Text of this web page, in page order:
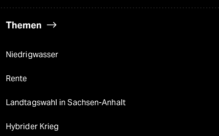
Themen
Niedrigwasser
Rente
Landtagswahl in Sachsen-Anhalt
Hybrider Krieg